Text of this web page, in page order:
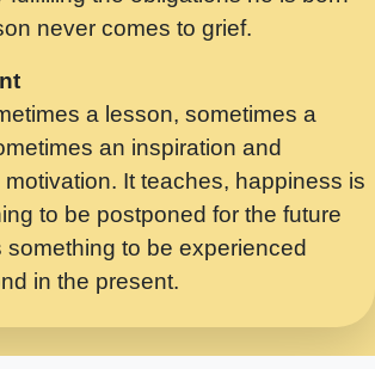
का ध्यान लगा - भजन भाव - 2018 -
- Swami Gyananand Ji
तलब ह नकज कमर Yahi Hasraten
Bhav Pravah #bhajan.mp3
बल ल क ज न लग Sadhvi Purnima Ji
नगर दलल #बसर.mp3
पयर ह दख भ मझ पयर ह!छड म कस दत
भजन 2021 - तर अखय ह जद भर बहर ज म
never comes to grief.
a lesson, sometimes a
an inspiration and
It teaches, happiness is
to be postponed for the future
something to be experienced
in the present.